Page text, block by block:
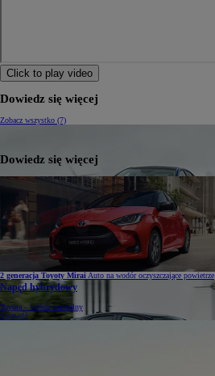
Click to play video
Dowiedz się więcej
Zobacz wszystko (7)
2 generacja Toyoty MiraiAuto na wodór oczyszczające powietrze
Dowiedz się więcej
Napęd hybrydowy
Toyota – wybór naturalny
Sprawdź